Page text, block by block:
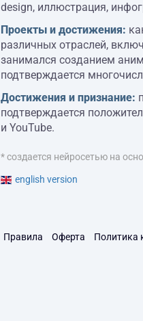
design, иллюстрация,
Проекты и достижения:
различных отраслей,
занимался созданием
подтверждается
Достижения и признание:
подтверждается
и YouTube.
* создается нейросетью на
english version
Правила Оферта Политика